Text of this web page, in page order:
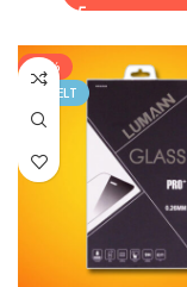
-33%
KIEMELT